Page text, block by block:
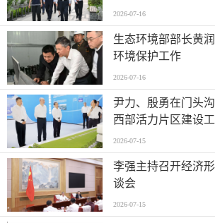
2026-07-16
生态环境部部长黄
环境保护工作
2026-07-16
尹力、殷勇在门头
西部活力片区建设
水京西、活力永定”
2026-07-15
李强主持召开经济
谈会
2026-07-15